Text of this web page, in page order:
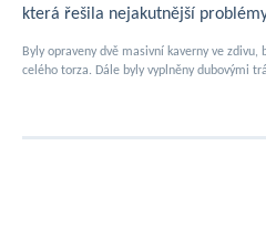
která řešila nejakutnější
Byly opraveny dvě masivní kaverny ve
celého torza. Dále byly vyplněny dubovými